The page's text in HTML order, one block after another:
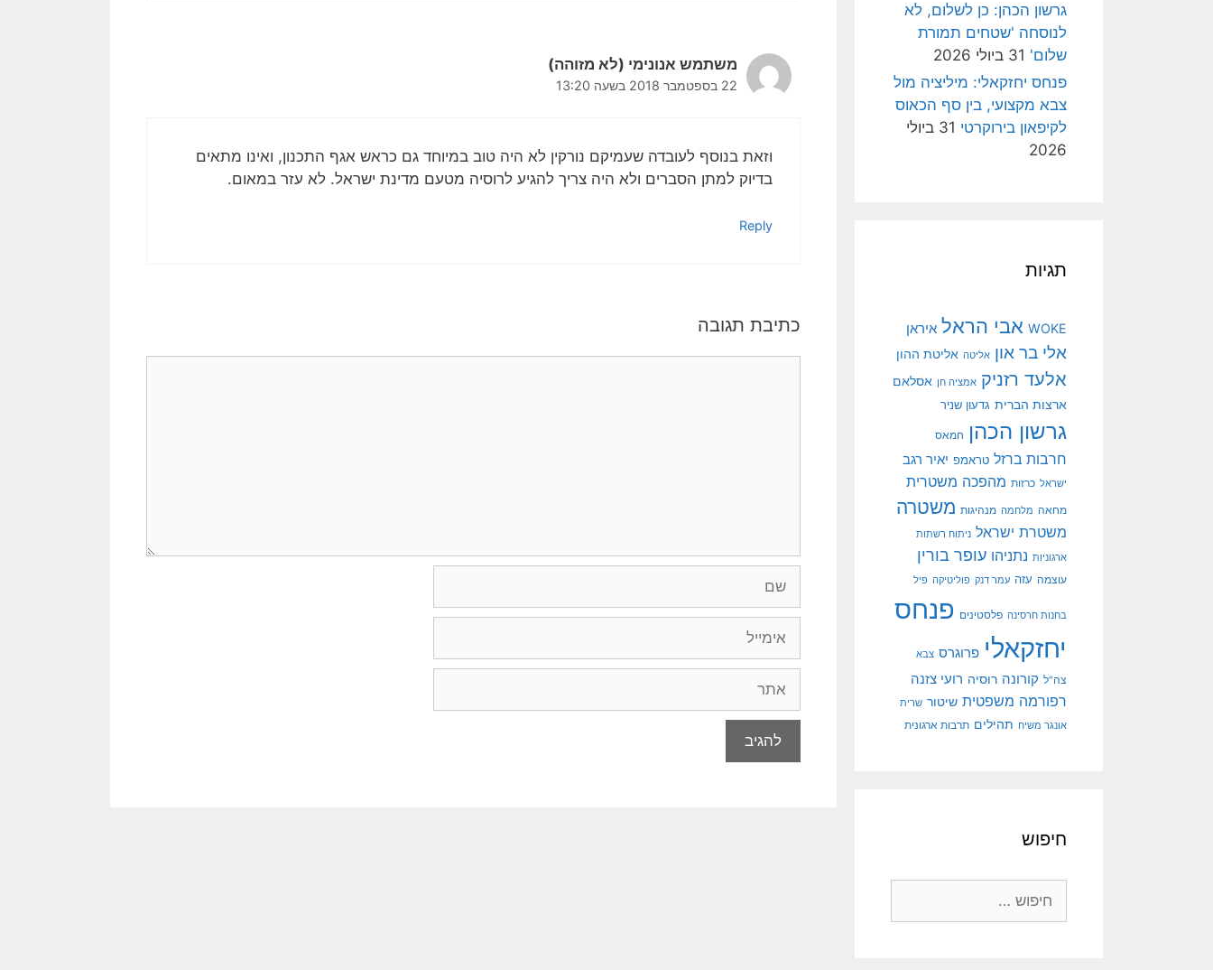
משתמש אנונימי (לא מזוהה)
22 בספטמבר 2018 בשעה 13:20
וזאת בנוסף לעובדה שעמיקם נורקין לא היה טוב במיוחד גם כראש אגף התכנון, ואינו מתאים
בדיוק למתן הסברים ולא היה צריך להגיע לרוסיה מטעם מדינת ישראל. לא עזר במאום.
Reply
כתיבת תגובה
גרשון הכהן: כן לשלום, לא
לנוסחה 'שטחים תמורת
שלום' 31 ביולי 2026
פנחס יחזקאלי: מיליציה מול
צבא מקצועי, בין סף הכאוס
לקיפאון בירוקרטי
31 ביולי
2026
תגיות
WOKE אבי הראל איראן
אלי בר און אליטה אליטת ההון
אלעד רזניק אמציה חן אסלאם
ארצות הברית גדעון שניר
גרשון הכהן חמאס
חרבות ברזל טראמפ יאיר רגב
ישראל כרזות מהפכה משטרית
מחאה מלחמה מנהיגות משטרה
משטרת ישראל ניתוח רשתות
ארגוניות נתניהו עופר בורין
עוצמה עזה עמר דנק פוליטיקה פיל
בחנות חרסינה פלסטינים פנחס
יחזקאלי פרוגרס צבא
צה"ל קורונה רוסיה רועי צזנה
רפורמה משפטית שיטור שרית
אונגר משיח תהילים תרבות ארגונית
חיפוש